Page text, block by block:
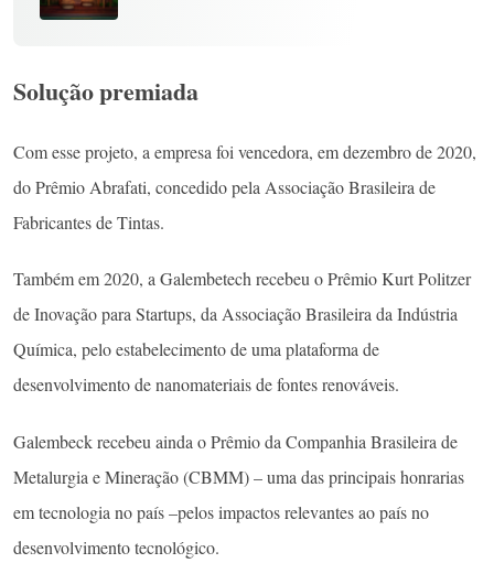
Solução premiada
Com esse projeto, a empresa foi vencedora, em dezembro de 2020,
do Prêmio Abrafati, concedido pela Associação Brasileira de
Fabricantes de Tintas.
Também em 2020, a Galembetech recebeu o Prêmio Kurt Politzer
de Inovação para Startups, da Associação Brasileira da Indústria
Química, pelo estabelecimento de uma plataforma de
desenvolvimento de nanomateriais de fontes renováveis.
Galembeck recebeu ainda o Prêmio da Companhia Brasileira de
Metalurgia e Mineração (CBMM) – uma das principais honrarias
em tecnologia no país –pelos impactos relevantes ao país no
desenvolvimento tecnológico.